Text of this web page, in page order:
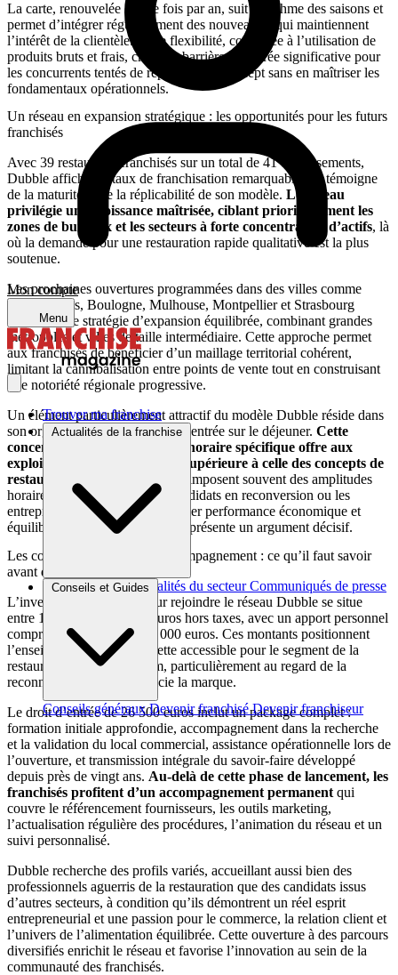
Mon compte
Menu
Trouver ma franchise
Actualités de la franchise
Brèves et actus Actualités du secteur Communiqués de presse
Conseils et Guides
Conseils généraux Devenir franchisé Devenir franchiseur
La carte, renouvelée quatre fois par an, suit le rythme des saisons et
permet d’intégrer régulièrement des nouveautés qui maintiennent
l’intérêt de la clientèle. Cette flexibilité, combinée à l’utilisation de
produits bruts et frais, crée une barrière à l’entrée significative pour
les concurrents tentés de reproduire le concept sans en maîtriser les
fondamentaux opérationnels.
Un réseau en expansion stratégique : les opportunités pour les futurs
franchisés
Avec 39 restaurants franchisés sur un total de 41 établissements,
Dubble affiche un taux de franchisation remarquable qui témoigne
de la maturité et de la réplicabilité de son modèle. Le réseau
privilégie une croissance maîtrisée, ciblant prioritairement les
zones de bureaux et les secteurs à forte concentration d’actifs, là
où la demande pour une restauration rapide qualitative est la plus
soutenue.
Les prochaines ouvertures programmées dans des villes comme
Nice, Nantes, Boulogne, Mulhouse, Montpellier et Strasbourg
illustrent une stratégie d’expansion équilibrée, combinant grandes
métropoles et villes de taille intermédiaire. Cette approche permet
aux franchisés de bénéficier d’un maillage territorial cohérent,
limitant la cannibalisation entre points de vente tout en construisant
une notoriété régionale progressive.
Un élément particulièrement attractif du modèle Dubble réside dans
son organisation opérationnelle centrée sur le déjeuner. Cette
concentration sur un créneau horaire spécifique offre aux
exploitants une qualité de vie supérieure à celle des concepts de
restauration traditionnels
, qui imposent souvent des amplitudes
horaires épuisantes. Pour les candidats en reconversion ou les
entrepreneurs cherchant à concilier performance économique et
équilibre personnel, cet aspect représente un argument décisif.
Les conditions d’accès et l’accompagnement : ce qu’il faut savoir
avant de se lancer
L’investissement requis pour rejoindre le réseau Dubble se situe
entre 140 000 et 170 000 euros hors taxes, avec un apport personnel
compris entre 50 000 et 60 000 euros. Ces montants positionnent
l’enseigne dans une fourchette accessible pour le segment de la
restauration rapide premium, particulièrement au regard de la
reconnaissance dont bénéficie la marque.
Le droit d’entrée de 26 500 euros inclut un package complet :
formation initiale approfondie, accompagnement dans la recherche
et la validation du local commercial, assistance opérationnelle lors de
l’ouverture, et transmission intégrale du savoir-faire développé
depuis près de vingt ans. Au-delà de cette phase de lancement, les
franchisés profitent d’un accompagnement permanent qui
couvre le référencement fournisseurs, les outils marketing,
l’actualisation régulière des procédures, l’animation du réseau et un
suivi personnalisé.
Dubble recherche des profils variés, accueillant aussi bien des
professionnels aguerris de la restauration que des candidats issus
d’autres secteurs, à condition qu’ils démontrent un réel esprit
entrepreneurial et une passion pour le commerce, la relation client et
l’univers de l’alimentation équilibrée. Cette ouverture à des parcours
diversifiés enrichit le réseau et favorise l’innovation au sein de la
communauté des franchisés.